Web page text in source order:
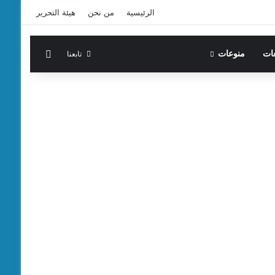
الرئيسية من نحن هيئة التحرير
منوعات تابعنا